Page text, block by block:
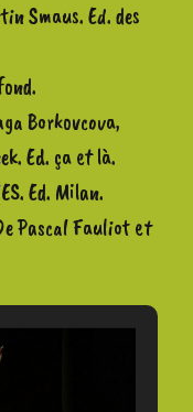
Smaus. Ed. des
Borkovcova,
Ed. ça et là.
Ed. Milan.
Pascal Fauliot et